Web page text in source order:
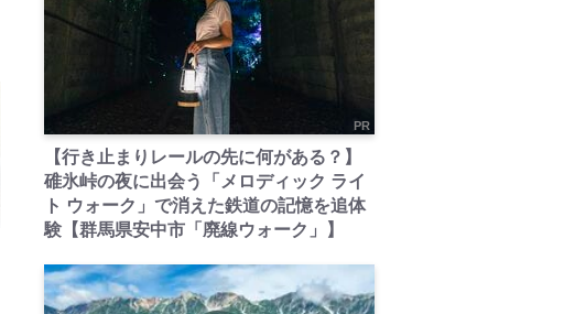
PR
【行き止まりレールの先に何がある？】
碓氷峠の夜に出会う「メロディック ライ
ト ウォーク」で消えた鉄道の記憶を追体
験【群馬県安中市「廃線ウォーク」】